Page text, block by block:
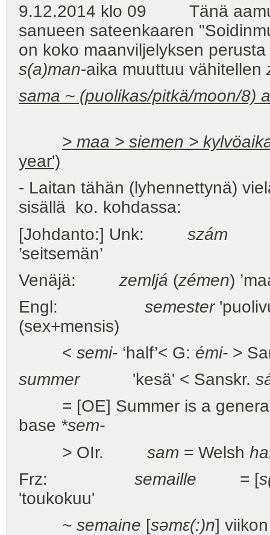
9.12.2014 klo 09 Tänä
sanueen sateenkaaren
on koko maanviljelyksen
s(a)man-aika muuttuu vähitellen
sama ~ (puolikas/pitkä/moon/8)
> maa > siemen >
year')
- Laitan tähän (lyhennettynä)
sisällä ko. kohdassa:
[Johdanto:] Unk: szám
’seitsemän’
Venäjä: zemljá (zémen)
Engl: semester
(sex+mensis)
< semi- ‘half’< G: émi- >
summer'kesä' < Sanskr.
= [OE] Summer is a
base *sem-
> OIr. sam = Welsh
Frz: semaille = [
'toukokuu'
~ semaine [səmε(:)n]